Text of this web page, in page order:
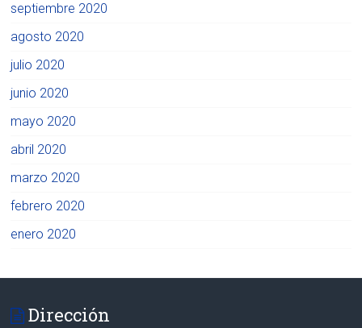
septiembre 2020
agosto 2020
julio 2020
junio 2020
mayo 2020
abril 2020
marzo 2020
febrero 2020
enero 2020
Dirección